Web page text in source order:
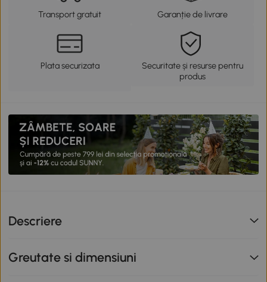
Transport gratuit Garanție de livrare
Plata securizata
Securitate și resurse pentru
produs
Descriere
Greutate si dimensiuni